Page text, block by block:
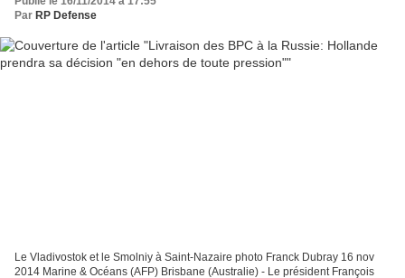
Par RP Defense
Le Vladivostok et le Smolniy à Saint-Nazaire photo Franck Dubray 16 nov
2014 Marine & Océans (AFP) Brisbane (Australie) - Le président François